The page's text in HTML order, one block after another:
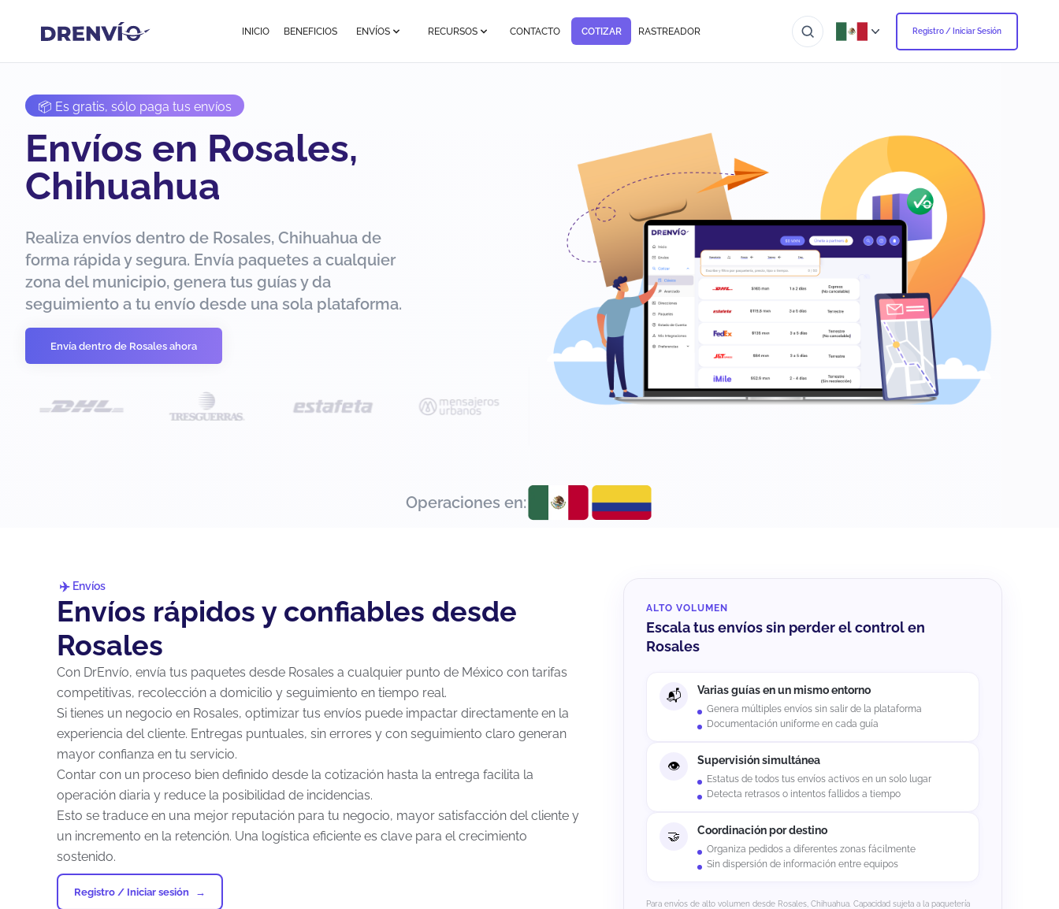
INICIO BENEFICIOS ENVÍOS RECURSOS CONTACTO COTIZAR RASTREADOR Registro / Iniciar Sesión
📦 Es gratis, sólo paga tus envíos
Envíos en Rosales,
Chihuahua
Realiza envíos dentro de Rosales, Chihuahua de
forma rápida y segura. Envía paquetes a cualquier
zona del municipio, genera tus guías y da
seguimiento a tu envío desde una sola plataforma.
Envía dentro de Rosales ahora
Operaciones en:
Envíos
Envíos rápidos y confiables desde
Rosales
Con DrEnvío, envía tus paquetes desde Rosales a cualquier punto de México con tarifas
competitivas, recolección a domicilio y seguimiento en tiempo real.
Si tienes un negocio en Rosales, optimizar tus envíos puede impactar directamente en la
experiencia del cliente. Entregas puntuales, sin errores y con seguimiento claro generan
mayor confianza en tu servicio.
Contar con un proceso bien definido desde la cotización hasta la entrega facilita la
operación diaria y reduce la posibilidad de incidencias.
Esto se traduce en una mejor reputación para tu negocio, mayor satisfacción del cliente y
un incremento en la retención. Una logística eficiente es clave para el crecimiento
sostenido.
Registro / Iniciar sesión
ALTO VOLUMEN
Escala tus envíos sin perder el control en
Rosales
Varias guías en un mismo entorno
Genera múltiples envíos sin salir de la plataforma
Documentación uniforme en cada guía
Supervisión simultánea
Estatus de todos tus envíos activos en un solo lugar
Detecta retrasos o intentos fallidos a tiempo
Coordinación por destino
Organiza pedidos a diferentes zonas fácilmente
Sin dispersión de información entre equipos
Para envíos de alto volumen desde Rosales, Chihuahua. Capacidad sujeta a la paquetería